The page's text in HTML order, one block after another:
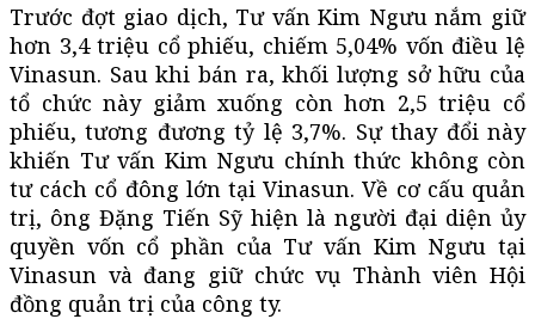
Trước đợt giao dịch, Tư vấn Kim Ngưu nắm giữ
hơn 3,4 triệu cổ phiếu, chiếm 5,04% vốn điều lệ
Vinasun. Sau khi bán ra, khối lượng sở hữu của
tổ chức này giảm xuống còn hơn 2,5 triệu cổ
phiếu, tương đương tỷ lệ 3,7%. Sự thay đổi này
khiến Tư vấn Kim Ngưu chính thức không còn
tư cách cổ đông lớn tại Vinasun. Về cơ cấu quản
trị, ông Đặng Tiến Sỹ hiện là người đại diện ủy
quyền vốn cổ phần của Tư vấn Kim Ngưu tại
Vinasun và đang giữ chức vụ Thành viên Hội
đồng quản trị của công ty.